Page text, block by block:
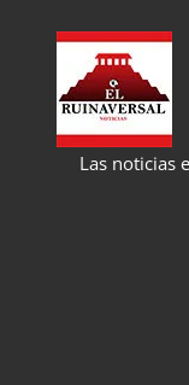
contenido
Las noticias